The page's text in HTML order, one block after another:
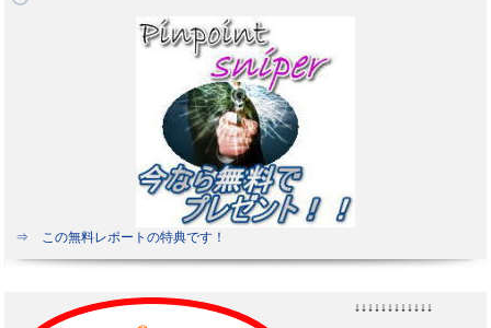
⇒ この無料レポートの特典です！
↓↓↓↓↓↓↓↓↓↓↓↓